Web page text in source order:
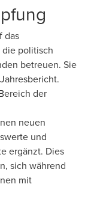
das
politisch
betreuen. Sie
der
neuen
und
ergänzt. Dies
sich während
mit